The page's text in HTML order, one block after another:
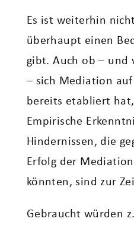
Es ist weiterhin
überhaupt einen
gibt. Auch ob – und
– sich Mediation
bereits etabliert
Empirische
Hindernissen, die
Erfolg der
könnten, sind zur
Gebraucht würden